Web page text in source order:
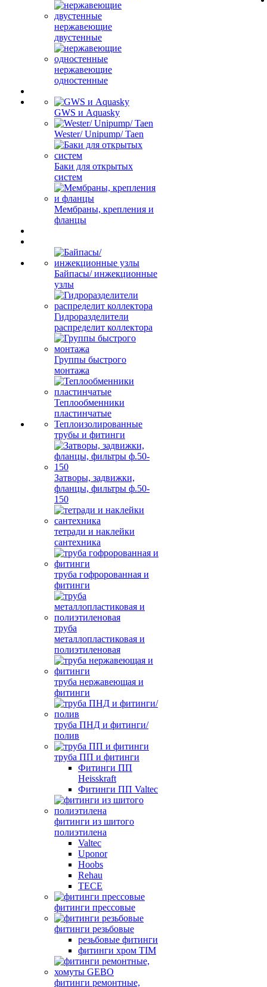
нержавеющие
двустенные
нержавеющие
одностенные
GWS и Aquasky
Wester/ Unipump/ Taen
Баки для открытых
систем
Мембраны, крепления и
фланцы
Байпасы/ инжекционные
узлы
Гидроразделители
распределит коллектора
Группы быстрого
монтажа
Теплообменники
пластинчатые
Теплоизолированные
трубы и фитинги
Затворы, задвижки,
фланцы, фильтры ф.50-
150
тетради и наклейки
сантехника
труба гофророванная и
фитинги
труба
металлопластиковая и
полиэтиленовая
труба нержавеющая и
фитинги
труба ПНД и фитинги/
полив
труба ПП и фитинги
Фитинги ПП
Heisskraft
Фитинги ПП Valtec
фитинги из шитого
полиэтилена
Valtec
Uponor
Hoobs
Rehau
TECE
фитинги прессовые
фитинги резьбовые
резьбовые фитинги
фитинги хром TIM
фитинги ремонтные,